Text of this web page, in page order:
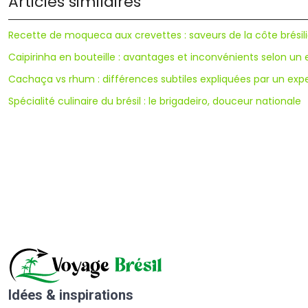
Recette de moqueca aux crevettes : saveurs de la côte
Caipirinha en bouteille : avantages et inconvénients selon un
Cachaça vs rhum : différences subtiles expliquées par un
Spécialité culinaire du brésil : le brigadeiro, douceur nationale
Idées & inspirations